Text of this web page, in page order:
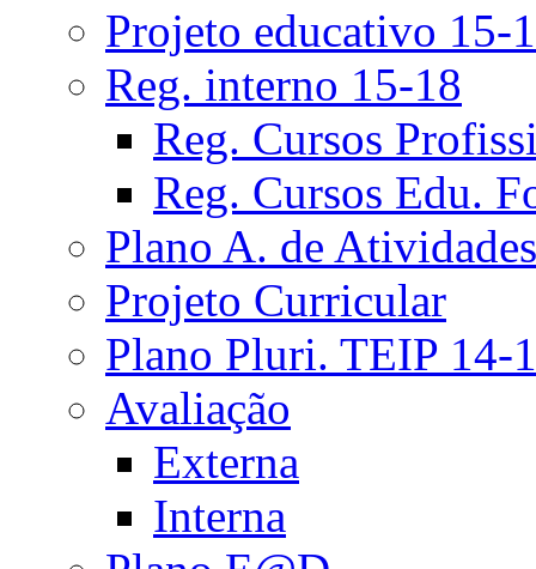
Projeto educativo 15-
Reg. interno 15-18
Reg. Cursos
Reg. Cursos Edu.
Plano A. de Atividades
Projeto Curricular
Plano Pluri. TEIP 14-
Avaliação
Externa
Interna